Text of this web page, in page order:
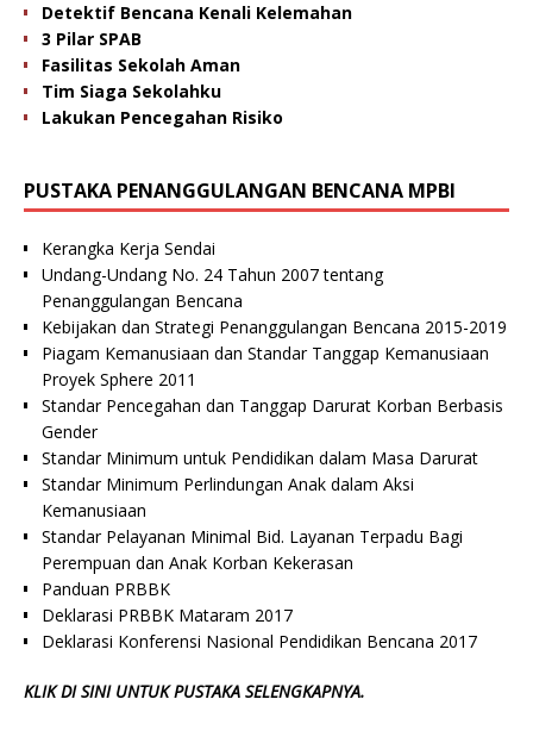
Detektif Bencana Kenali Kelemahan
3 Pilar SPAB
Fasilitas Sekolah Aman
Tim Siaga Sekolahku
Lakukan Pencegahan Risiko
PUSTAKA PENANGGULANGAN BENCANA MPBI
Kerangka Kerja Sendai
Undang-Undang No. 24 Tahun 2007 tentang
Penanggulangan Bencana
Kebijakan dan Strategi Penanggulangan Bencana 2015-2019
Piagam Kemanusiaan dan Standar Tanggap Kemanusiaan
Proyek Sphere 2011
Standar Pencegahan dan Tanggap Darurat Korban Berbasis
Gender
Standar Minimum untuk Pendidikan dalam Masa Darurat
Standar Minimum Perlindungan Anak dalam Aksi
Kemanusiaan
Standar Pelayanan Minimal Bid. Layanan Terpadu Bagi
Perempuan dan Anak Korban Kekerasan
Panduan PRBBK
Deklarasi PRBBK Mataram 2017
Deklarasi Konferensi Nasional Pendidikan Bencana 2017
KLIK DI SINI UNTUK PUSTAKA SELENGKAPNYA.